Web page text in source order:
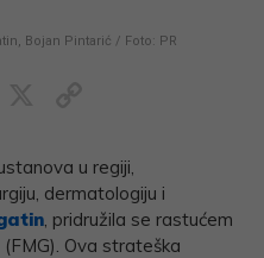
Bojan Pintarić / Foto: PR
u regiji,
dermatologiju i
, pridružila se rastućem
Ova strateška